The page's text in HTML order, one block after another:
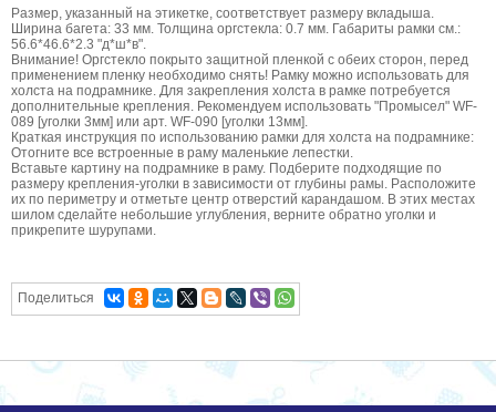
Размер, указанный на этикетке, соответствует размеру вкладыша.
Ширина багета: 33 мм. Толщина оргстекла: 0.7 мм. Габариты рамки см.:
56.6*46.6*2.3 "д*ш*в".
Внимание! Оргстекло покрыто защитной пленкой с обеих сторон, перед
применением пленку необходимо снять! Рамку можно использовать для
холста на подрамнике. Для закрепления холста в рамке потребуется
дополнительные крепления. Рекомендуем использовать "Промысел" WF-
089 [уголки 3мм] или арт. WF-090 [уголки 13мм].
Краткая инструкция по использованию рамки для холста на подрамнике:
Отогните все встроенные в раму маленькие лепестки.
Вставьте картину на подрамнике в раму. Подберите подходящие по
размеру крепления-уголки в зависимости от глубины рамы. Расположите
их по периметру и отметьте центр отверстий карандашом. В этих местах
шилом сделайте небольшие углубления, верните обратно уголки и
прикрепите шурупами.
Поделиться